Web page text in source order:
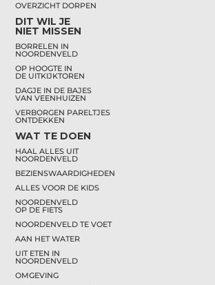
OVERZICHT DORPEN
DIT WIL JE
NIET MISSEN
BORRELEN IN
NOORDENVELD
OP HOOGTE IN
DE UITKIJKTOREN
DAGJE IN DE BAJES
VAN VEENHUIZEN
VERBORGEN PARELTJES
ONTDEKKEN
WAT TE DOEN
HAAL ALLES UIT
NOORDENVELD
BEZIENSWAARDIGHEDEN
ALLES VOOR DE KIDS
NOORDENVELD
OP DE FIETS
NOORDENVELD TE VOET
AAN HET WATER
UIT ETEN IN
NOORDENVELD
OMGEVING